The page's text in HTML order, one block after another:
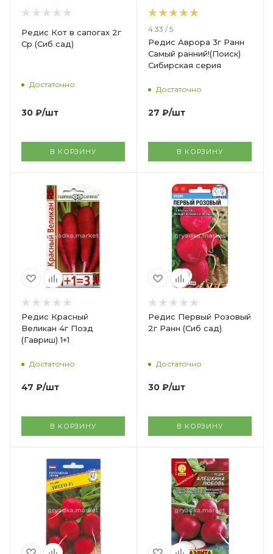
Редис Кот в сапогах 2г
Ср (Сиб сад)
Достаточно
30 ₽/шт
В КОРЗИНУ
4.33 / 5
Редис Аврора 3г Ранн
Самый ранний!(Поиск)
Сибирская серия
Достаточно
27 ₽/шт
В КОРЗИНУ
Редис Красный
Великан 4г Позд
(Гавриш) 1+1
Достаточно
47 ₽/шт
В КОРЗИНУ
Редис Первый Розовый
2г Ранн (Сиб сад)
Достаточно
30 ₽/шт
В КОРЗИНУ